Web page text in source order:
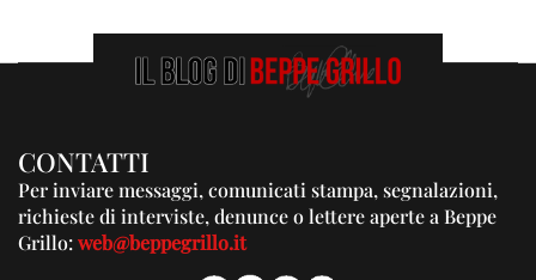
CONTATTI
Per inviare messaggi, comunicati stampa, segnalazioni,
richieste di interviste, denunce o lettere aperte a Beppe
Grillo:web@beppegrillo.it